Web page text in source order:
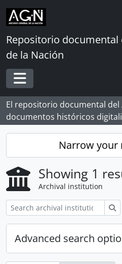
Skip to main content
Repositorio documental
de la Nación
Toggle navigation
El repositorio documental
documentos históricos
Narrow your
Showing 1
Archival institution
Advanced search